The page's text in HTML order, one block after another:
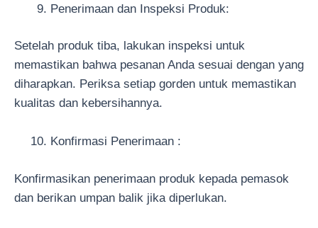
Penerimaan dan Inspeksi Produk:
Setelah produk tiba, lakukan inspeksi untuk
memastikan bahwa pesanan Anda sesuai dengan yang
diharapkan. Periksa setiap gorden untuk memastikan
kualitas dan kebersihannya.
Konfirmasi Penerimaan :
Konfirmasikan penerimaan produk kepada pemasok
dan berikan umpan balik jika diperlukan.